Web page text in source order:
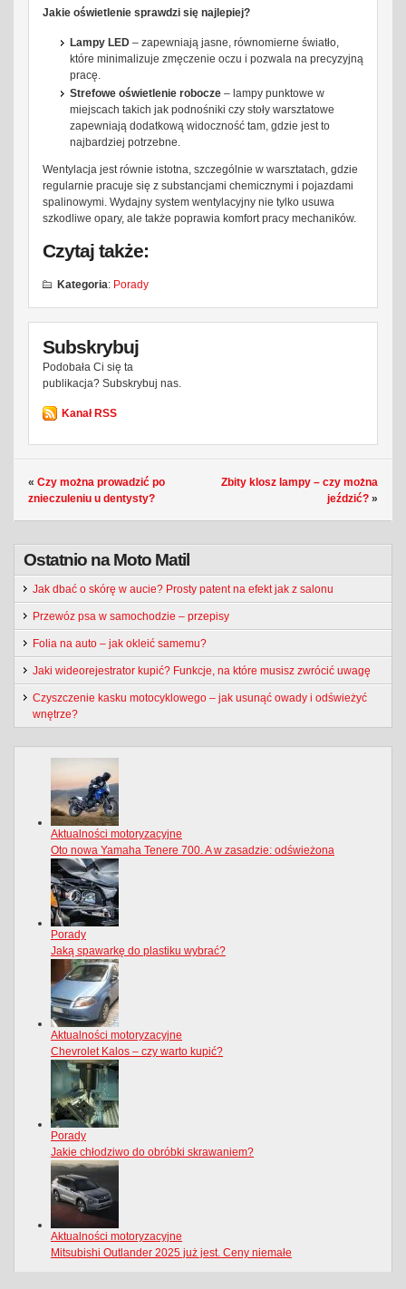
Jakie oświetlenie sprawdzi się najlepiej?
Lampy LED – zapewniają jasne, równomierne światło,
które minimalizuje zmęczenie oczu i pozwala na precyzyjną
pracę.
Strefowe oświetlenie robocze – lampy punktowe w
miejscach takich jak podnośniki czy stoły warsztatowe
zapewniają dodatkową widoczność tam, gdzie jest to
najbardziej potrzebne.
Wentylacja jest równie istotna, szczególnie w warsztatach, gdzie
regularnie pracuje się z substancjami chemicznymi i pojazdami
spalinowymi. Wydajny system wentylacyjny nie tylko usuwa
szkodliwe opary, ale także poprawia komfort pracy mechaników.
Czytaj także:
Kategoria: Porady
Subskrybuj
Podobała Ci się ta
publikacja? Subskrybuj nas.
Kanał RSS
Zbity klosz lampy – czy można
jeździć? »
« Czy można prowadzić po
znieczuleniu u dentysty?
Ostatnio na Moto Matil
Jak dbać o skórę w aucie? Prosty patent na efekt jak z salonu
Przewóz psa w samochodzie – przepisy
Folia na auto – jak okleić samemu?
Jaki wideorejestrator kupić? Funkcje, na które musisz zwrócić uwagę
Czyszczenie kasku motocyklowego – jak usunąć owady i odświeżyć
wnętrze?